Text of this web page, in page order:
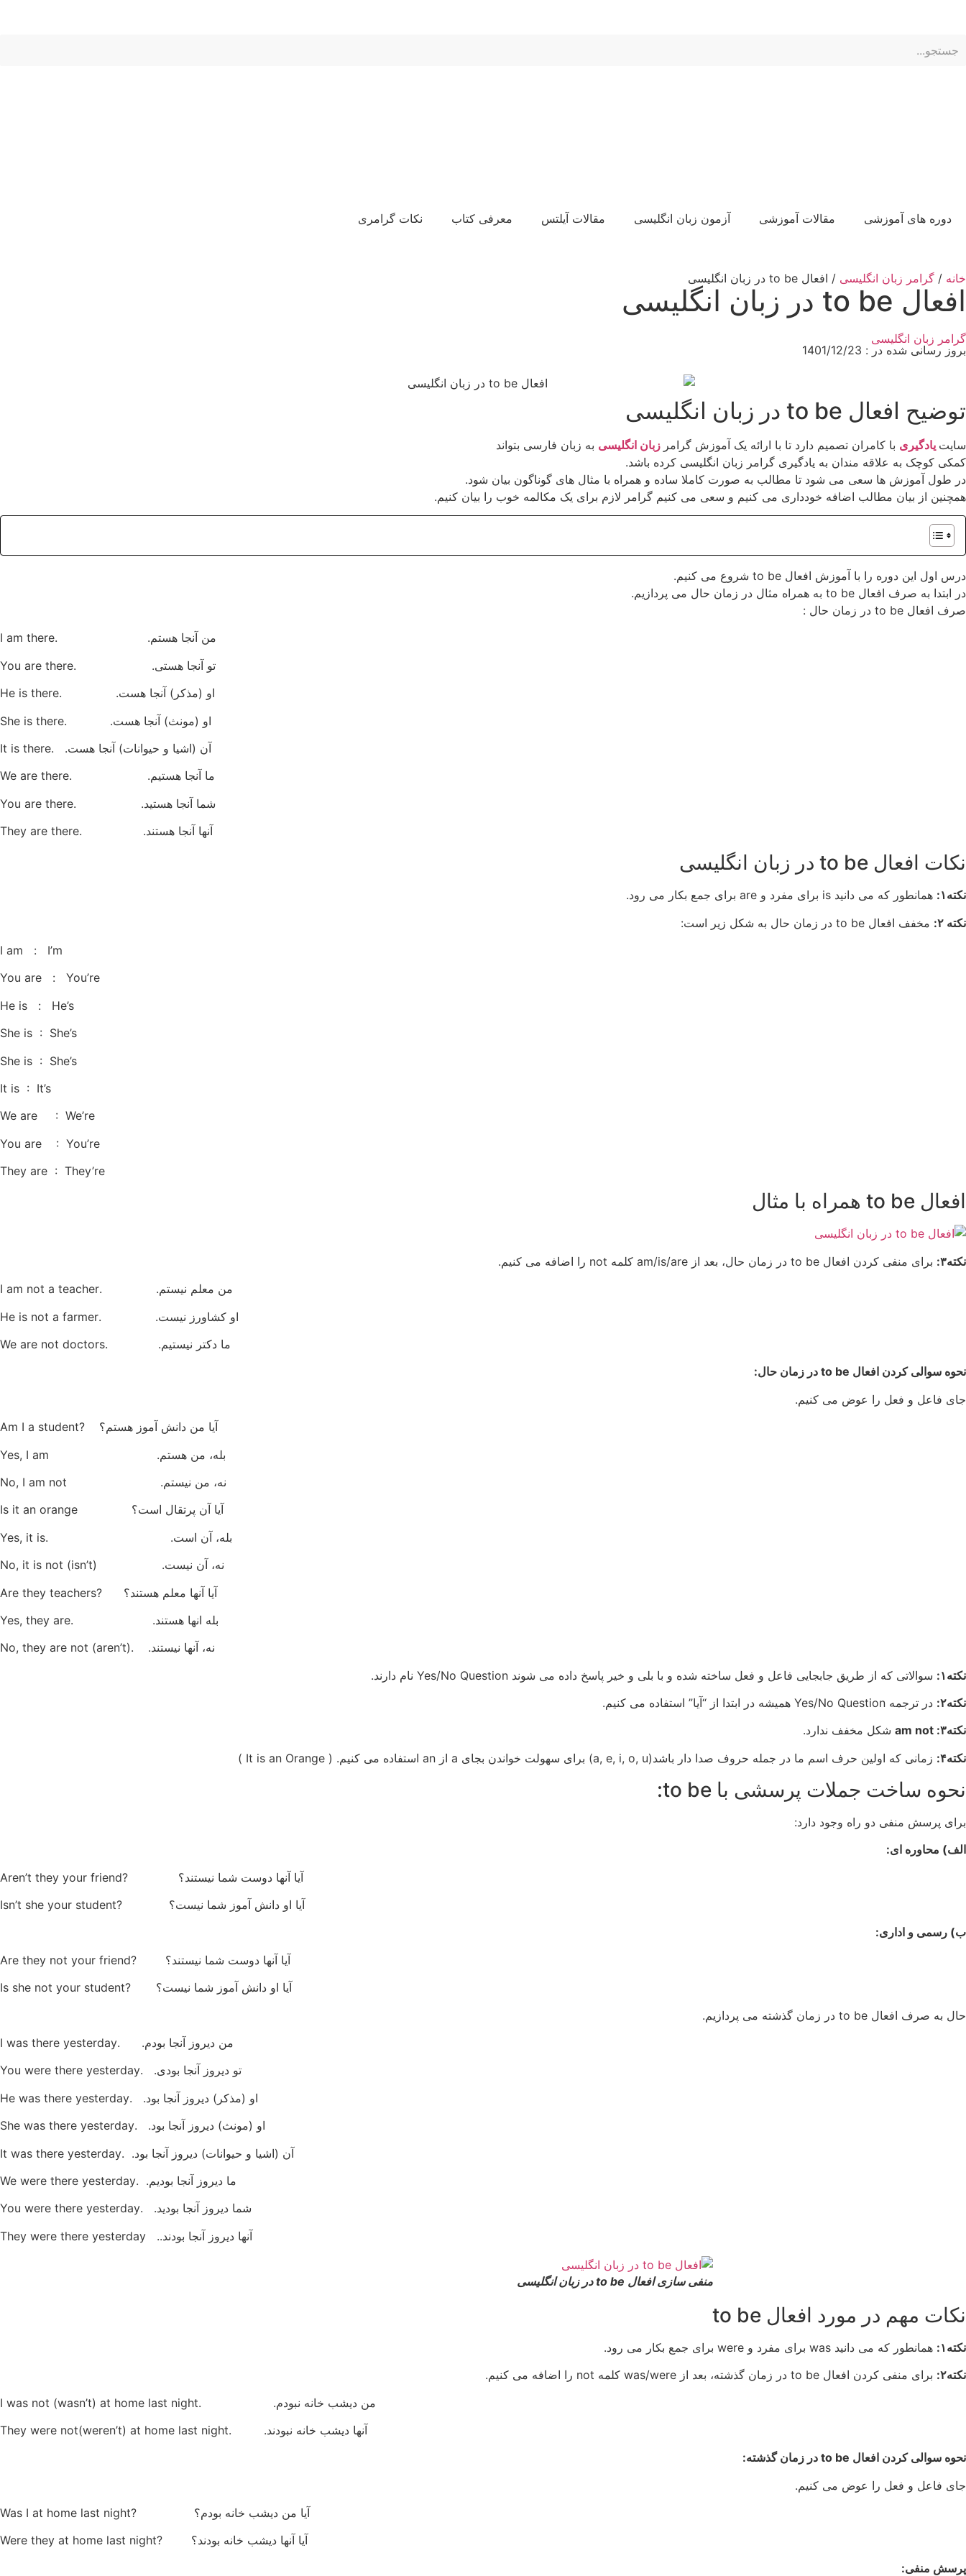
دوره های آموزشی مقالات آموزشی آزمون زبان انگلیسی مقالات آیلتس معرفی کتاب نکات گرامری
خانه / گرامر زبان انگلیسی / افعال to be در زبان انگلیسی
افعال to be در زبان انگلیسی
گرامر زبان انگلیسی
بروز رسانی شده در : 1401/12/23
توضیح افعال to be در زبان انگلیسی
سایت یادگیری با کامران تصمیم دارد تا با ارائه یک آموزش گرامر زبان انگلیسی به زبان فارسی بتواند
کمکی کوچک به علاقه مندان به یادگیری گرامر زبان انگلیسی کرده باشد.
در طول آموزش ها سعی می شود تا مطالب به صورت کاملا ساده و همراه با مثال های گوناگون بیان شود.
همچنین از بیان مطالب اضافه خودداری می کنیم و سعی می کنیم گرامر لازم برای یک مکالمه خوب را بیان کنیم.
درس اول این دوره را با آموزش افعال to be شروع می کنیم.
در ابتدا به صرف افعال to be به همراه مثال در زمان حال می پردازیم.
صرف افعال to be در زمان حال :
من آنجا هستم. .I am there
تو آنجا هستی. .You are there
او (مذکر) آنجا هست. .He is there
او (مونث) آنجا هست. .She is there
آن (اشیا و حیوانات) آنجا هست. .It is there
ما آنجا هستیم. .We are there
شما آنجا هستید. .You are there
آنها آنجا هستند. .They are there
نکات افعال to be در زبان انگلیسی
نکته۱:
همانطور که می دانید is برای مفرد و are برای جمع بکار می رود.
نکته ۲:
مخفف افعال to be در زمان حال به شکل زیر است:
He is : He’s
It is : It’s
We are : We’re
You are : You’re
They are : They’re
افعال to be همراه با مثال
نکته۳:
برای منفی کردن افعال to be در زمان حال، بعد از am/is/are کلمه not را اضافه می کنیم.
من معلم نیستم. .I am not a teacher
او کشاورز نیست. .He is not a farmer
ما دکتر نیستیم. .We are not doctors
نحوه سوالی کردن افعال to be در زمان حال:
جای فاعل و فعل را عوض می کنیم.
آیا من دانش آموز هستم؟ ?Am I a student
بله، من هستم. Yes, I am
نه، من نیستم. No, I am not
آیا آن پرتقال است؟ Is it an orange
بله، آن است. .Yes, it is
نه، آن نیست. No, it is not (isn’t)
آیا آنها معلم هستند؟ ?Are they teachers
بله انها هستند. .Yes, they are
نه، آنها نیستند. .No, they are not (aren’t)
نکته۱:
سوالاتی که از طریق جابجایی فاعل و فعل ساخته شده و با بلی و خیر پاسخ داده می شوند Yes/No Question نام دارند.
نکته۲:
در ترجمه Yes/No Question همیشه در ابتدا از “آیا” استفاده می کنیم.
نکته۳: am not
شکل مخفف ندارد.
نکته۴:
زمانی که اولین حرف اسم ما در جمله حروف صدا دار باشد(a, e, i, o, u) برای سهولت خواندن بجای a از an استفاده می کنیم. ( It is an Orange )
نحوه ساخت جملات پرسشی با to be:
برای پرسش منفی دو راه وجود دارد:
الف) محاوره ای:
آیا آنها دوست شما نیستند؟ ?Aren’t they your friend
آیا او دانش آموز شما نیست؟ ?Isn’t she your student
ب) رسمی و اداری:
آیا آنها دوست شما نیستند؟ ?Are they not your friend
آیا او دانش آموز شما نیست؟ ?Is she not your student
حال به صرف افعال to be در زمان گذشته می پردازیم.
من دیروز آنجا بودم. .I was there yesterday
تو دیروز آنجا بودی. .You were there yesterday
او (مذکر) دیروز آنجا بود. .He was there yesterday
او (مونث) دیروز آنجا بود. .She was there yesterday
آن (اشیا و حیوانات) دیروز آنجا بود. .It was there yesterday
ما دیروز آنجا بودیم. .We were there yesterday
شما دیروز آنجا بودید. .You were there yesterday
آنها دیروز آنجا بودند.. They were there yesterday
منفی سازی افعال to be در زبان انگلیسی
نکات مهم در مورد افعال to be
نکته۱:
همانطور که می دانید was برای مفرد و were برای جمع بکار می رود.
نکته۲:
برای منفی کردن افعال to be در زمان گذشته، بعد از was/were کلمه not را اضافه می کنیم.
من دیشب خانه نبودم. .I was not (wasn’t) at home last night
آنها دیشب خانه نبودند. .They were not(weren’t) at home last night
نحوه سوالی کردن افعال to be در زمان گذشته:
جای فاعل و فعل را عوض می کنیم.
آیا من دیشب خانه بودم؟ ?Was I at home last night
آیا آنها دیشب خانه بودند؟ ?Were they at home last night
پرسش منفی: